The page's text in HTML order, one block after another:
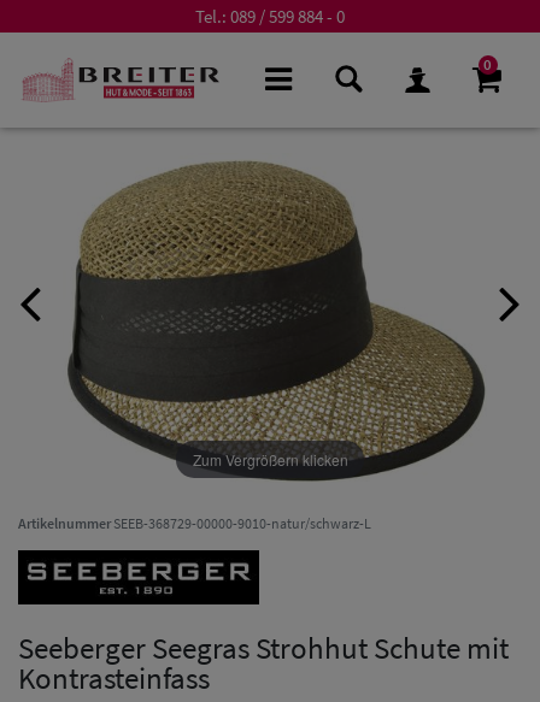
Tel.: 089 / 599 884 - 0
0
Zum Vergrößern klicken
ArtikelnummerSEEB-368729-00000-9010-natur/schwarz-L
Seeberger Seegras Strohhut Schute mit
Kontrasteinfass